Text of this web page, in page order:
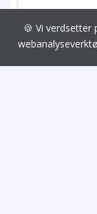
🍪 Vi verdsetter